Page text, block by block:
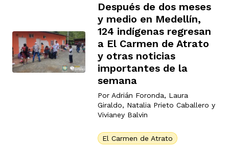
Después de dos meses
y medio en Medellín,
124 indígenas regresan
a El Carmen de Atrato
y otras noticias
importantes de la
semana
Por Adrián Foronda, Laura
Giraldo, Natalia Prieto Caballero y
Vivianey Balvin
El Carmen de Atrato